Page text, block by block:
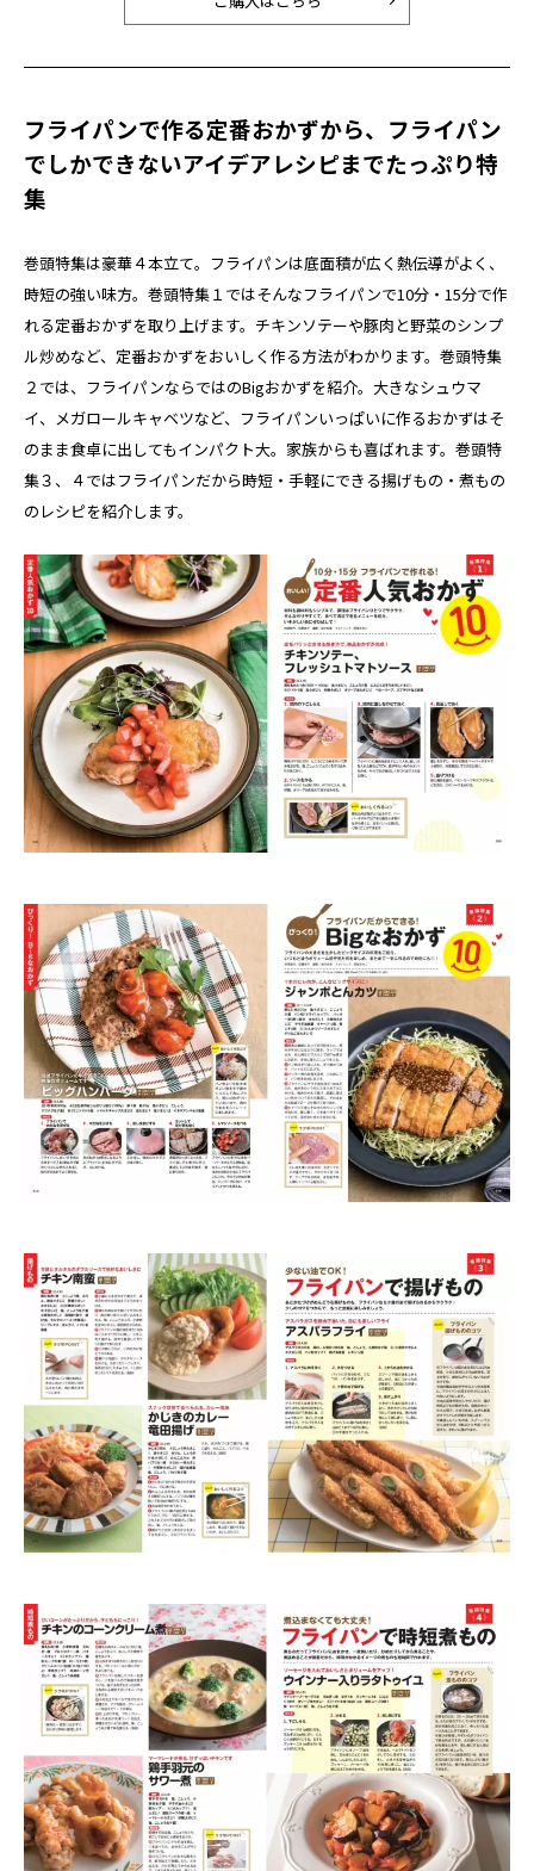
フライパンで作る定番おかずから、フライパン
でしかできないアイデアレシピまでたっぷり特
集
巻頭特集は豪華４本立て。フライパンは底面積が広く熱伝導がよく、
時短の強い味方。巻頭特集１ではそんなフライパンで10分・15分で作
れる定番おかずを取り上げます。チキンソテーや豚肉と野菜のシンプ
ル炒めなど、定番おかずをおいしく作る方法がわかります。巻頭特集
２では、フライパンならではのBigおかずを紹介。大きなシュウマ
イ、メガロールキャベツなど、フライパンいっぱいに作るおかずはそ
のまま食卓に出してもインパクト大。家族からも喜ばれます。巻頭特
集３、４ではフライパンだから時短・手軽にできる揚げもの・煮もの
のレシピを紹介します。